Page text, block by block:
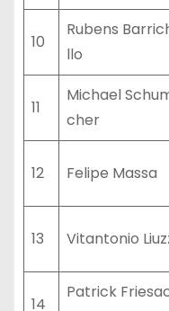
10
Rubens
llo
11
Michael
cher
12 Felipe Massa
13 Vitantonio
14
Patrick